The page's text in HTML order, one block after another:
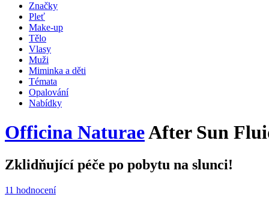
Značky
Pleť
Make-up
Tělo
Vlasy
Muži
Miminka a děti
Témata
Opalování
Nabídky
Officina NaturaeAfter Sun
Zklidňující péče po pobytu na slunci!
11 hodnocení